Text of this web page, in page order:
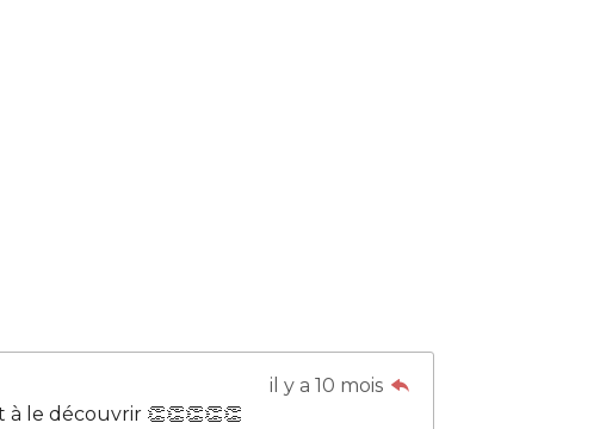
il y a 10 mois
le découvrir 👏👏👏👏👏